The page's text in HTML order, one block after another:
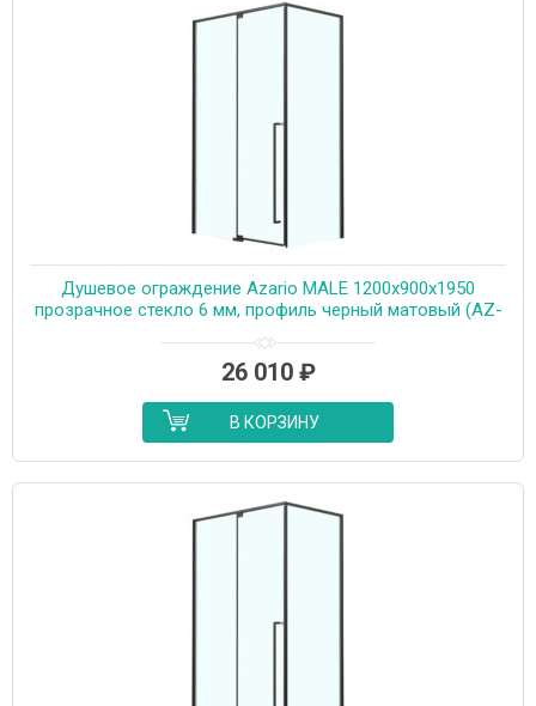
Душевое ограждение Azario MALE 1200х900х1950
прозрачное стекло 6 мм, профиль черный матовый (AZ-
26 010 ₽
В КОРЗИНУ